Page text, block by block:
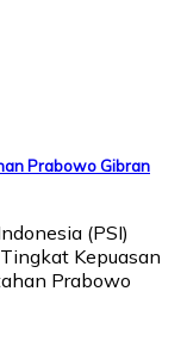
Prabowo Gibran
(PSI)
Kepuasan
Prabowo